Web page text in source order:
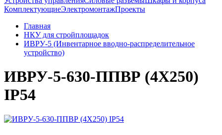
КомплектующиеЭлектромонтажПроекты
Главная
НКУ для стройплощадок
ИВРУ-5 (Инвентарное вводно-распределительное
устройство)
ИВРУ-5-630-ППВР (4Х250)
IP54